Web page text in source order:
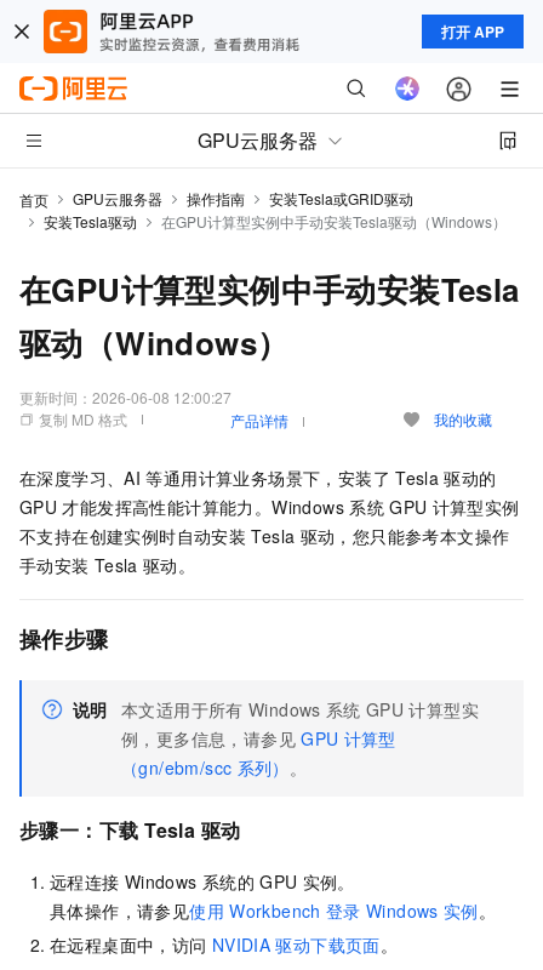
打开 APP
GPU云服务器
首页 GPU云服务器 操作指南
安装Tesla或GRID驱动
安装Tesla驱动
在GPU计算型实例中手动安装Tesla驱动（Windows）
在GPU计算型实例中手动安装Tesla
驱动（Windows）
更新时间： 2026-06-08 12:00:27
复制 MD 格式
产品详情 我的收藏
在深度学习、AI 等通用计算业务场景下，安装了 Tesla 驱动的
GPU 才能发挥高性能计算能力。Windows 系统 GPU 计算型实例
不支持在创建实例时自动安装 Tesla 驱动，您只能参考本文操作
手动安装 Tesla 驱动。
操作步骤
说明 本文适用于所有 Windows 系统 GPU 计算型实
例，更多信息，请参见 GPU 计算型
（gn/ebm/scc 系列） 。
步骤一：下载 Tesla 驱动
远程连接 Windows 系统的 GPU 实例。
具体操作，请参见使用 Workbench 登录 Windows 实例 。
在远程桌面中，访问 NVIDIA 驱动下载页面。